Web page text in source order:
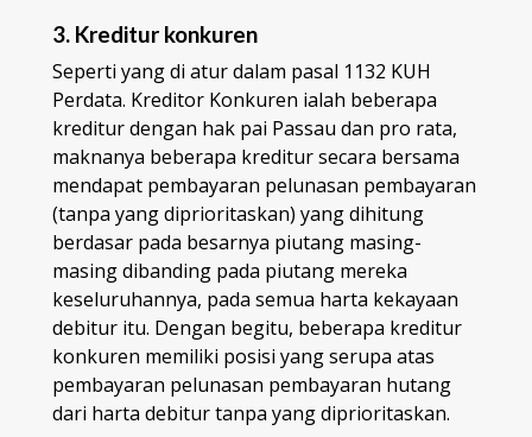
3. Kreditur konkuren
Seperti yang di atur dalam pasal 1132 KUH
Perdata. Kreditor Konkuren ialah beberapa
kreditur dengan hak pai Passau dan pro rata,
maknanya beberapa kreditur secara bersama
mendapat pembayaran pelunasan pembayaran
(tanpa yang diprioritaskan) yang dihitung
berdasar pada besarnya piutang masing-
masing dibanding pada piutang mereka
keseluruhannya, pada semua harta kekayaan
debitur itu. Dengan begitu, beberapa kreditur
konkuren memiliki posisi yang serupa atas
pembayaran pelunasan pembayaran hutang
dari harta debitur tanpa yang diprioritaskan.